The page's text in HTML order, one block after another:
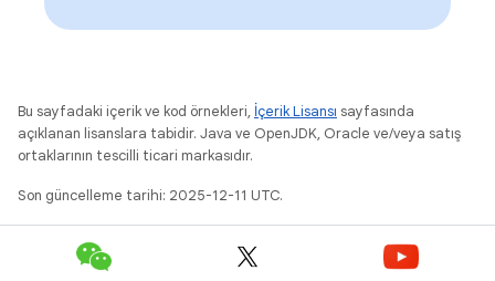
Bu sayfadaki içerik ve kod örnekleri, İçerik Lisansı sayfasında
açıklanan lisanslara tabidir. Java ve OpenJDK, Oracle ve/veya satış
ortaklarının tescilli ticari markasıdır.
Son güncelleme tarihi: 2025-12-11 UTC.